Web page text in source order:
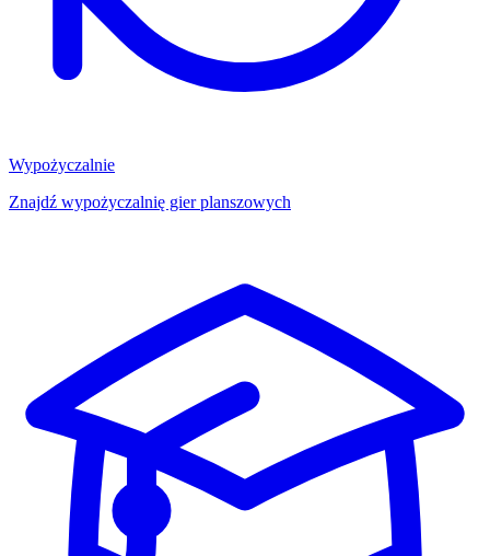
Wypożyczalnie
Znajdź wypożyczalnię gier planszowych